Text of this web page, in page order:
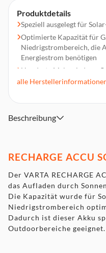
Produktdetails
Speziell ausgelegt für
Optimierte Kapazität für
Niedrigstrombereich, die
Energiestrom benötigen
Hunderte Male
Nennkapazität: 550 mAh
alle
Beschreibung
RECHARGE ACCU
Der VARTA RECHARGE
das Aufladen durch
Die Kapazität wurde für
Niedrigstrombereich
Dadurch ist dieser Akku
Outdoorbereiche geeignet.